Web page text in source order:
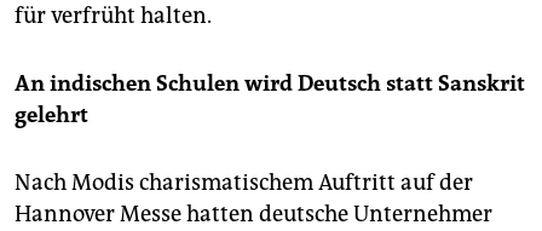
für verfrüht halten.
An indischen Schulen wird Deutsch statt Sanskrit
gelehrt
Nach Modis charismatischem Auftritt auf der
Hannover Messe hatten deutsche Unternehmer